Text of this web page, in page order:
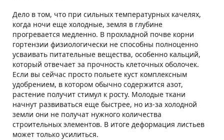
Дело в том, что при сильных температурных качелях,
когда ночи еще холодные, земля в глубине
прогревается медленно. В прохладной почве корни
гортензии физиологически не способны полноценно
усваивать питательные вещества, особенно кальций,
который отвечает за прочность клеточных оболочек.
Если вы сейчас просто польете куст комплексным
удобрением, в котором обычно содержится азот,
растение получит стимул к росту. Молодые ткани
начнут развиваться еще быстрее, но из-за холодной
земли они не получат нужного количества
строительных элементов. В итоге деформация листьев
может только усилиться.